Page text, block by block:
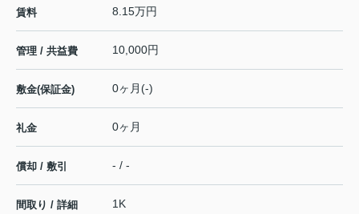
賃料 8.15万円
管理 / 共益費 10,000円
敷金(保証金) 0ヶ月(-)
礼金 0ヶ月
償却 / 敷引 - / -
間取り / 詳細 1K